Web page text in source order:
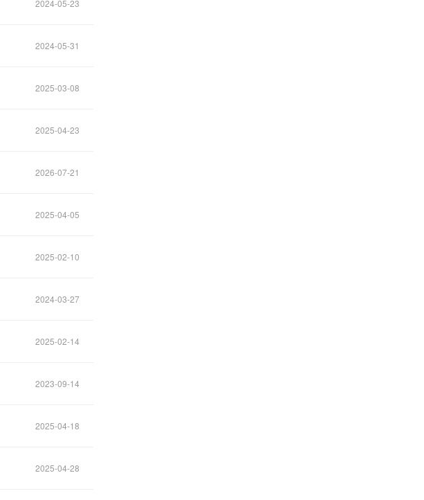
2024-05-23
2024-05-31
2025-03-08
2025-04-23
2026-07-21
2025-04-05
2025-02-10
2024-03-27
2025-02-14
2023-09-14
2025-04-18
2025-04-28